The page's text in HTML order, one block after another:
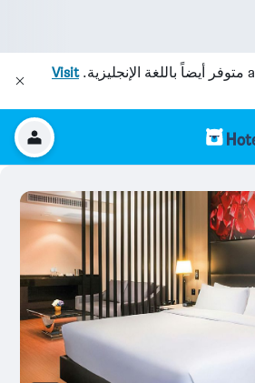
متوفر أيضاً باللغة الإنجليزية.Visit